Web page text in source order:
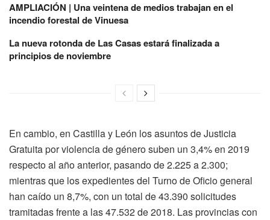
AMPLIACIÓN | Una veintena de medios trabajan en el
incendio forestal de Vinuesa
La nueva rotonda de Las Casas estará finalizada a
principios de noviembre
En cambio, en Castilla y León los asuntos de Justicia
Gratuita por violencia de género suben un 3,4% en 2019
respecto al año anterior, pasando de 2.225 a 2.300;
mientras que los expedientes del Turno de Oficio general
han caído un 8,7%, con un total de 43.390 solicitudes
tramitadas frente a las 47.532 de 2018. Las provincias con